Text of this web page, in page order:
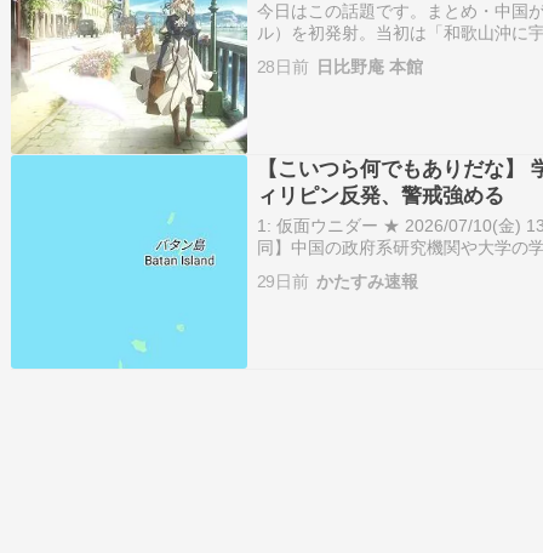
今日はこの話題です。まとめ・中国
ル）を初発射。当初は「和歌山沖に
した。・実験は米本土へ届く「第
国の核の傘を揺るがせて台湾有事へ
28日前 日比野庵 本館
【こいつら何でもありだな】
ィリピン反発、警戒強める
1: 仮面ウニダー ★ 2026/07/10(金)
同】中国の政府系研究機関や大学の
方にあるフィリピン最北バタネス
中国の一部メディ…
29日前 かたすみ速報